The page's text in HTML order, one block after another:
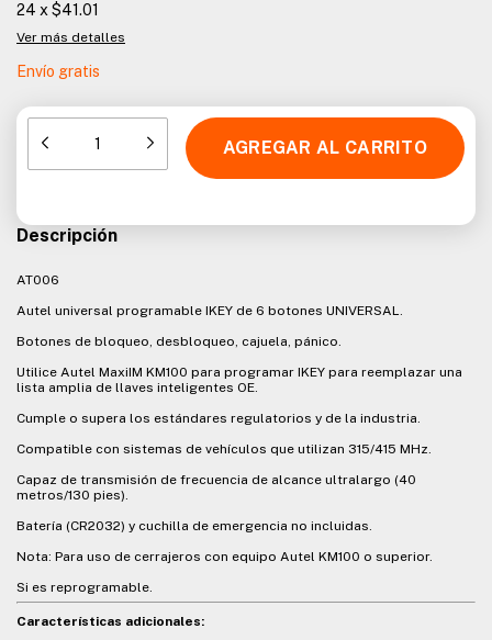
24 x $41.01
Ver más detalles
Envío gratis
Descripción
AT006
Autel universal programable IKEY de 6 botones UNIVERSAL.
Botones de bloqueo, desbloqueo, cajuela, pánico.
Utilice Autel MaxiIM KM100 para programar IKEY para reemplazar una
lista amplia de llaves inteligentes OE.
Cumple o supera los estándares regulatorios y de la industria.
Compatible con sistemas de vehículos que utilizan 315/415 MHz.
Capaz de transmisión de frecuencia de alcance ultralargo (40
metros/130 pies).
Batería (CR2032) y cuchilla de emergencia no incluidas.
Nota: Para uso de cerrajeros con equipo Autel KM100 o superior.
Si es reprogramable.
Características adicionales: